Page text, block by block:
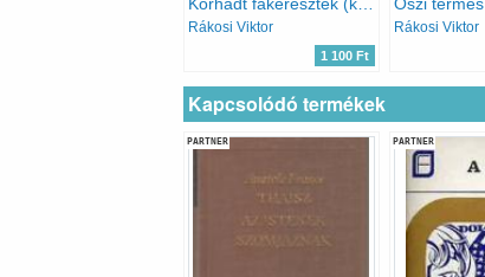
Korhadt fakeresztek (képek a magyar szabadságharcból)
Rákosi Viktor
1 100 Ft
Őszi termés
Rákosi Viktor
Kapcsolódó termékek
PARTNER PARTNER